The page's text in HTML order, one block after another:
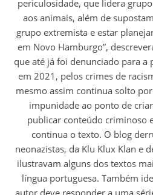
periculosidade, que lidera
aos animais, além de
grupo extremista e estar
em Novo Hamburgo”,
que até já foi denunciado para a
em 2021, pelos crimes de
mesmo assim continua solto
impunidade ao ponto de
publicar conteúdo criminoso
continua o texto. O blog
neonazistas, da Klu Klux Klan e
ilustravam alguns dos textos
língua portuguesa. Também
autor deve responder a uma